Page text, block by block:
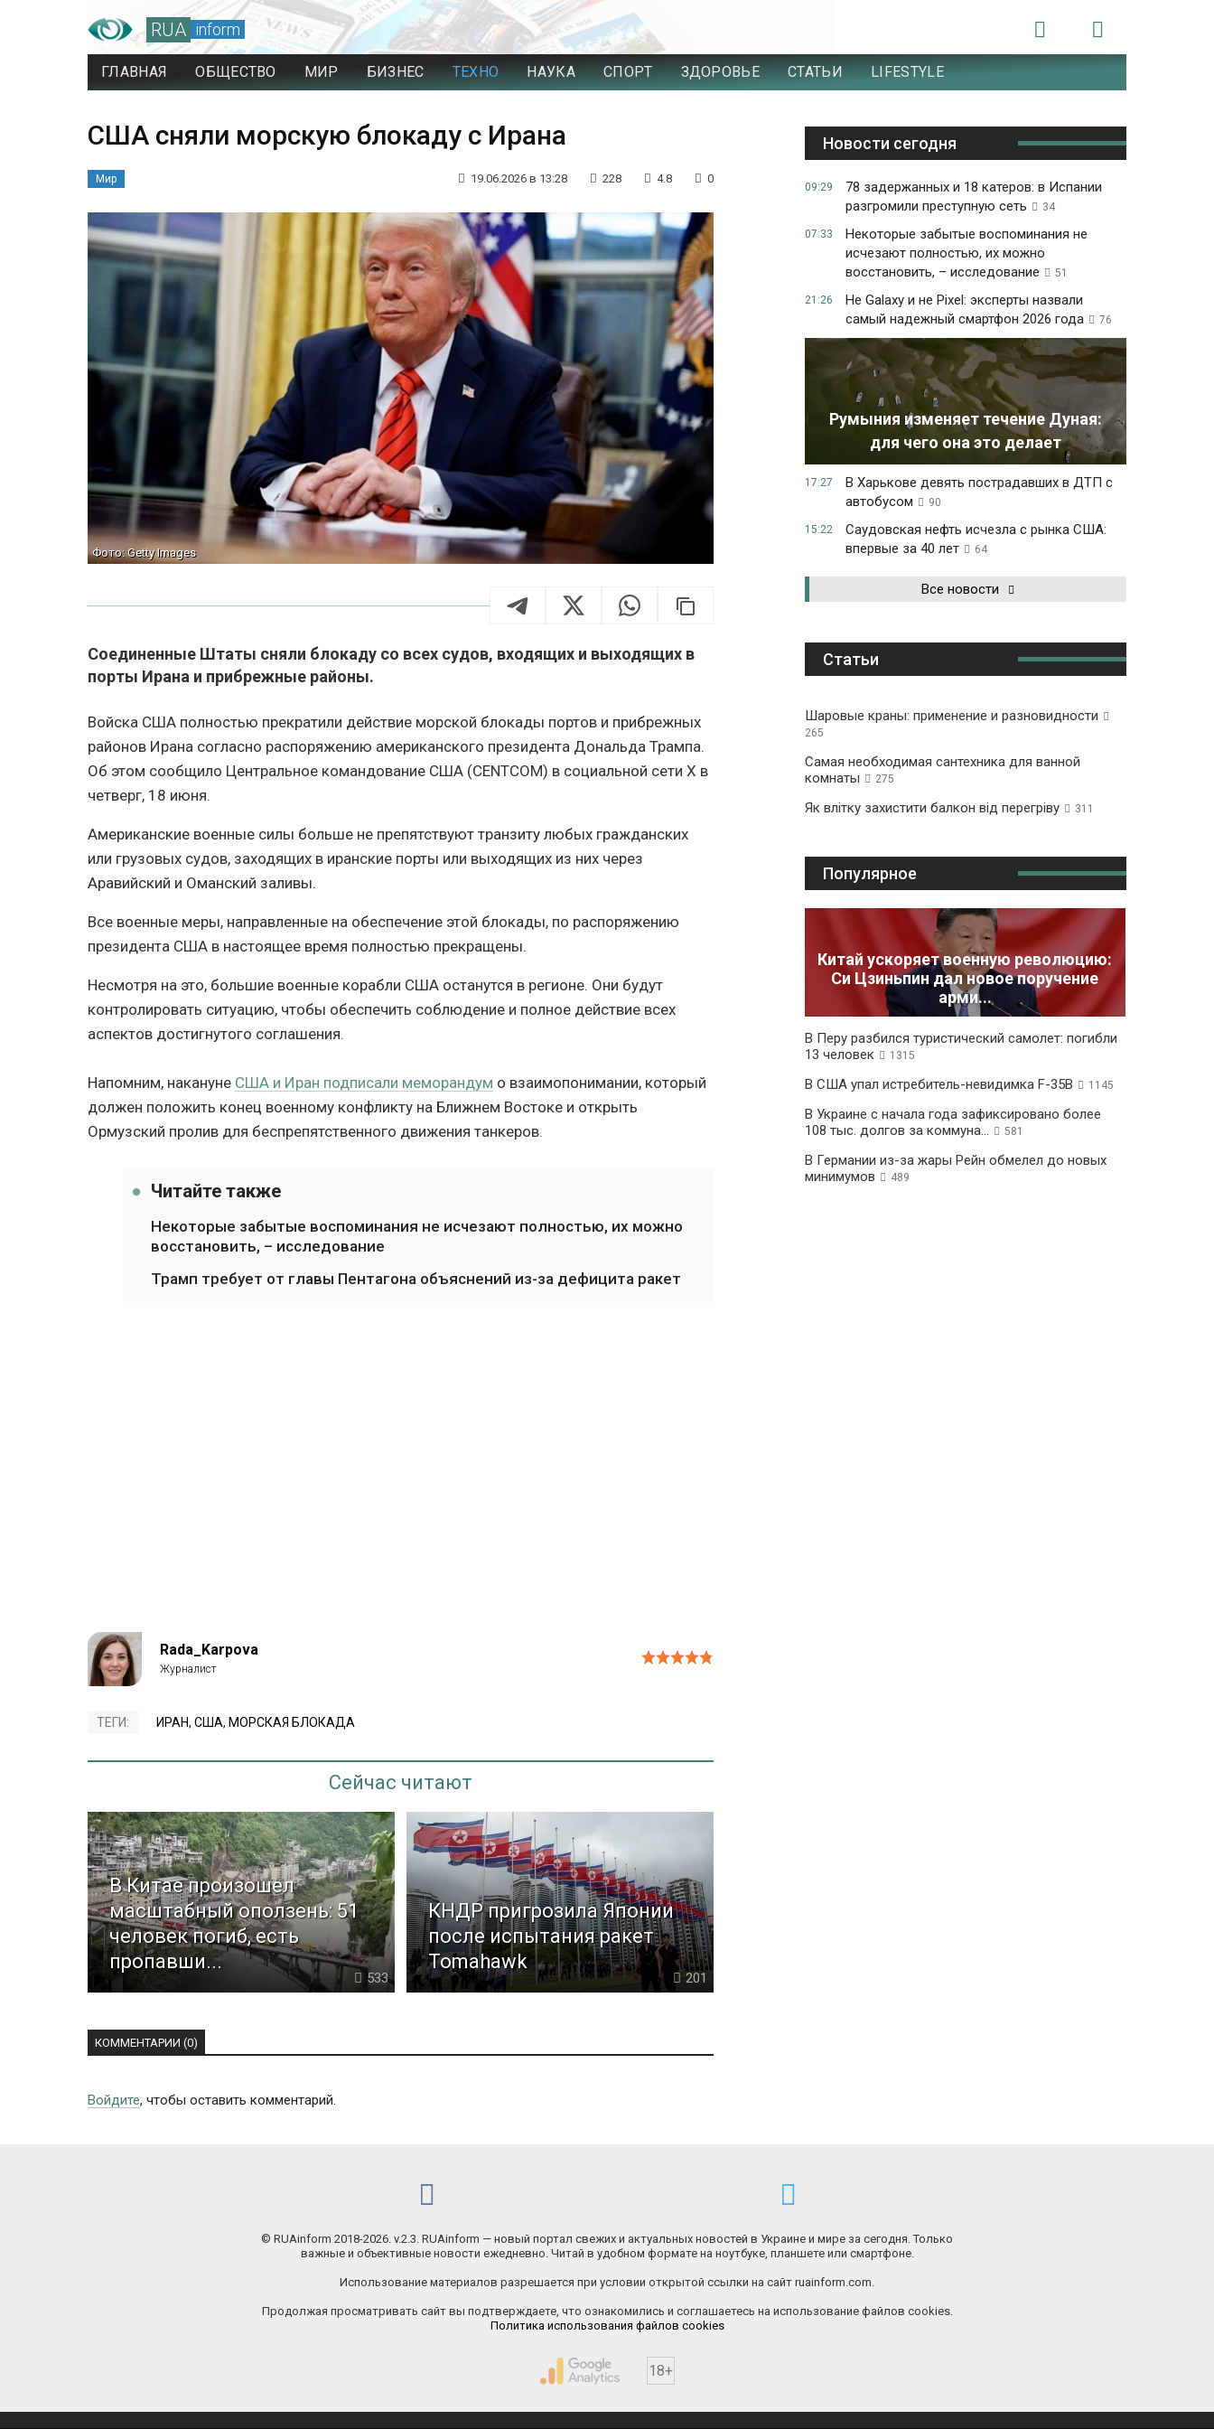
RUA inform
ГЛАВНАЯ ОБЩЕСТВО МИР БИЗНЕС ТЕХНО НАУКА СПОРТ ЗДОРОВЬЕ СТАТЬИ LIFESTYLE
США сняли морскую блокаду с Ирана
Мир 19.06.2026 в 13:28 228 4.8 0
Фото: Getty Images
Соединенные Штаты сняли блокаду со всех судов, входящих и выходящих в
порты Ирана и прибрежные районы.
Войска США полностью прекратили действие морской блокады портов и прибрежных
районов Ирана согласно распоряжению американского президента Дональда Трампа.
Об этом сообщило Центральное командование США (CENTCOM) в социальной сети X в
четверг, 18 июня.
Американские военные силы больше не препятствуют транзиту любых гражданских
или грузовых судов, заходящих в иранские порты или выходящих из них через
Аравийский и Оманский заливы.
Все военные меры, направленные на обеспечение этой блокады, по распоряжению
президента США в настоящее время полностью прекращены.
Несмотря на это, большие военные корабли США останутся в регионе. Они будут
контролировать ситуацию, чтобы обеспечить соблюдение и полное действие всех
аспектов достигнутого соглашения.
Напомним, накануне США и Иран подписали меморандум о взаимопонимании, который
должен положить конец военному конфликту на Ближнем Востоке и открыть
Ормузский пролив для беспрепятственного движения танкеров.
Читайте также
Некоторые забытые воспоминания не исчезают полностью, их можно
восстановить, – исследование
Трамп требует от главы Пентагона объяснений из-за дефицита ракет
Rada_Karpova
ТЕГИ: ИРАН, США, МОРСКАЯ БЛОКАДА
Сейчас читают
В Китае произошел
масштабный оползень: 51
человек погиб, есть
пропавши...
533
КНДР пригрозила Японии
после испытания ракет
Tomahawk
201
КОММЕНТАРИИ (0)
Войдите, чтобы оставить комментарий.
Новости сегодня
09:29
78 задержанных и 18 катеров: в Испании
разгромили преступную сеть
34
07:33
Некоторые забытые воспоминания не
исчезают полностью, их можно
восстановить, – исследование
51
21:26
Не Galaxy и не Pixel: эксперты назвали
самый надежный смартфон 2026 года
76
Румыния изменяет течение Дуная:
для чего она это делает
17:27
В Харькове девять пострадавших в ДТП с
автобусом
90
15:22
Саудовская нефть исчезла с рынка США:
впервые за 40 лет
64
Все новости
Статьи
Шаровые краны: применение и разновидности
265
Самая необходимая сантехника для ванной
комнаты
275
Як влітку захистити балкон від перегріву 311
Популярное
Китай ускоряет военную революцию:
Си Цзиньпин дал новое поручение
арми...
В Перу разбился туристический самолет: погибли
13 человек
1315
В США упал истребитель-невидимка F-35B 1145
В Украине с начала года зафиксировано более
108 тыс. долгов за коммуна...
581
В Германии из-за жары Рейн обмелел до новых
минимумов
489
© RUAinform 2018-2026. v.2.3. RUAinform — новый портал свежих и актуальных новостей в Украине и мире за сегодня. Только
важные и объективные новости ежедневно. Читай в удобном формате на ноутбуке, планшете или смартфоне.
Использование материалов разрешается при условии открытой ссылки на сайт ruainform.com.
Продолжая просматривать сайт вы подтверждаете, что ознакомились и соглашаетесь на использование файлов cookies.
Политика использования файлов cookies
18+